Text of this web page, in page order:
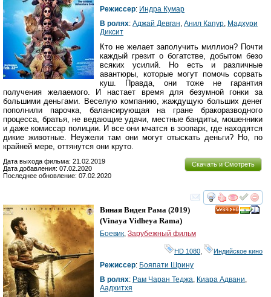
Режиссер: Индра Кумар
В ролях: Аджай Девган, Анил Капур, Мадхури
Диксит
Кто не желает заполучить миллион? Почти
каждый грезит о богатстве, добытом безо
всяких усилий. Но есть и различные
авантюры, которые могут помочь сорвать
куш. Правда, они тоже не гарантия
получения желаемого. И настает время для безумной гонки за
большими деньгами. Веселую компанию, жаждущую больших денег
пополнили парочка, балансирующая на гране бракоразводного
процесса, братья, не ведающие удачи, местные бандиты, мошенники
и даже комиссар полиции. И все они мчатся в зоопарк, где находятся
дикие животные. Неужели там они могут отыскать деньги? Но, по
крайней мере, оттянутся они круто.
Скачать и Смотреть
Дата выхода фильма: 21.02.2019
Дата добавления: 07.02.2020
Последнее обновление: 07.02.2020
смотреть
Виная Видея Рама (2019)
(Vinaya Vidheya Rama)
Боевик, Зарубежный фильм
HD 1080 Индийское кино
Режиссер: Бояпати Шрину
В ролях: Рам Чаран Теджа, Киара Адвани,
Аадхитхя